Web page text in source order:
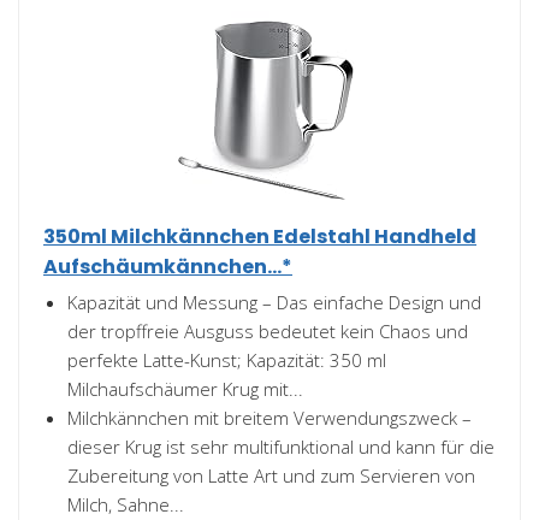
350ml Milchkännchen Edelstahl Handheld
Aufschäumkännchen...*
Kapazität und Messung – Das einfache Design und
der tropffreie Ausguss bedeutet kein Chaos und
perfekte Latte-Kunst; Kapazität: 350 ml
Milchaufschäumer Krug mit...
Milchkännchen mit breitem Verwendungszweck –
dieser Krug ist sehr multifunktional und kann für die
Zubereitung von Latte Art und zum Servieren von
Milch, Sahne...